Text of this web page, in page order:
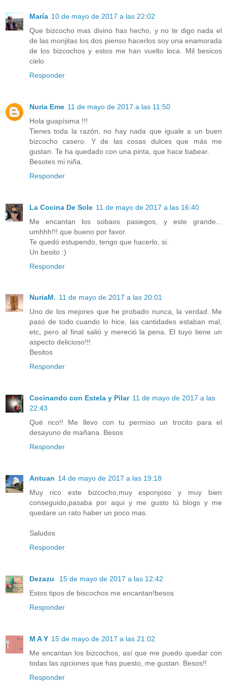
María 10 de mayo de 2017 a las 22:02
Que bizcocho mas divino has hecho, y no te digo nada el
de las monjitas los dos pienso hacerlos soy una enamorada
de los bizcochos y estos me han vuelto loca. Mil besicos
cielo
Responder
Nuria Eme 11 de mayo de 2017 a las 11:50
Hola guapísima !!!
Tienes toda la razón, no hay nada que iguale a un buen
bizcocho casero. Y de las cosas dulces que más me
gustan. Te ha quedado con una pinta, que hace babear.
Besotes mi niña.
Responder
La Cocina De Sole 11 de mayo de 2017 a las 16:40
Me encantan los sobaos pasiegos, y este grande...
umhhh!!! que bueno por favor.
Te quedó estupendo, tengo que hacerlo, si.
Un besito :)
Responder
NuriaM. 11 de mayo de 2017 a las 20:01
Uno de los mejores que he probado nunca, la verdad. Me
pasó de todo cuando lo hice, las cantidades estaban mal,
etc, pero al final salió y mereció la pena. El tuyo tiene un
aspecto delicioso!!!
Besitos
Responder
Cocinando con Estela y Pilar 11 de mayo de 2017 a las
22:43
Qué rico!! Me llevo con tu permiso un trocito para el
desayuno de mañana. Besos
Responder
Antuan 14 de mayo de 2017 a las 19:18
Muy rico este bizcocho,muy esponjoso y muy bien
conseguido,pasaba por aqui y me gusto tú blogs y me
quedare un rato haber un poco mas.
Saludos
Responder
Dezazu
15 de mayo de 2017 a las 12:42
Estos tipos de biscochos me encantan!besos
Responder
M A Y 15 de mayo de 2017 a las 21:02
Me encantan los bizcochos, así que me puedo quedar con
todas las opciones que has puesto, me gustan. Besos!!
Responder